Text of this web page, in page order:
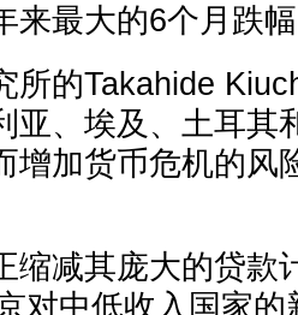
来最大的6个月跌
的Takahide
亚、埃及、土耳其
增加货币危机的风
减其庞大的贷款
对中低收入国家